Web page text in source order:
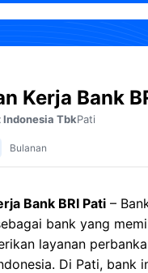
Kerja Bank
Indonesia TbkPati
Bulanan
Bank BRI Pati –
bank yang
layanan
Di Pati, bank